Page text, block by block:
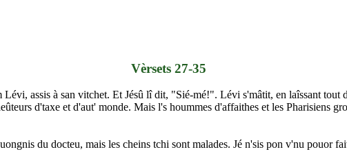
Vèrsets 27-35
assis à san vitchet. Et Jésû lî dit, "Sié-mé!". Lévi s'mâtit, en laîssant
d'taxe et d'aut' monde. Mais l's hoummes d'affaithes et les Pharisiens
du docteu, mais les cheins tchi sont malades. Jé n'sis pon v'nu pouor